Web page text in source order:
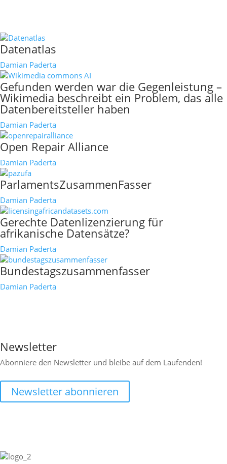
Datenatlas
Damian Paderta
Gefunden werden war die Gegenleistung –
Wikimedia beschreibt ein Problem, das alle
Datenbereitsteller haben
Damian Paderta
Open Repair Alliance
Damian Paderta
ParlamentsZusammenFasser
Damian Paderta
Gerechte Datenlizenzierung für
afrikanische Datensätze?
Damian Paderta
Bundestagszusammenfasser
Damian Paderta
Newsletter
Abonniere den Newsletter und bleibe auf dem Laufenden!
Newsletter abonnieren